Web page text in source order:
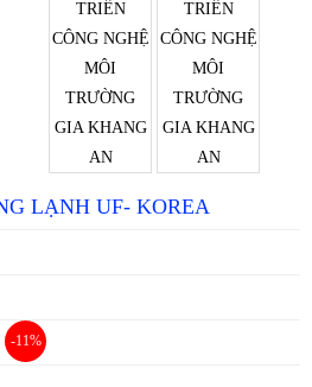
LẠNH UF- KOREA
-11%